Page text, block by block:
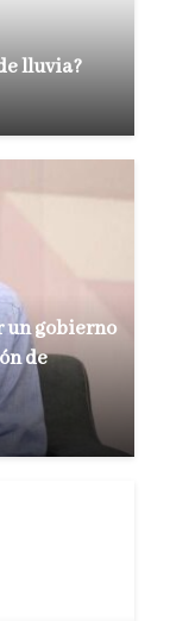
lluvia?
un gobierno
de